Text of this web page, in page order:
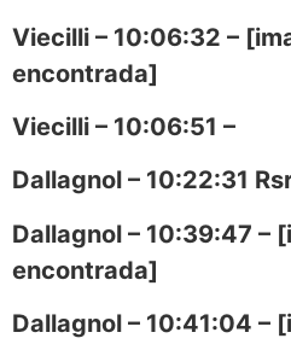
Viecilli – 10:06:32 –
encontrada]
Viecilli – 10:06:51 –
Dallagnol – 10:22:31
Dallagnol – 10:39:47 –
encontrada]
Dallagnol – 10:41:04 –